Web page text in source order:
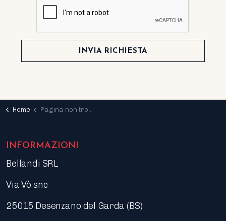
INVIA RICHIESTA
Home Pagina non trovata
INFORMAZIONI
Bellandi SRL
Via Vò snc
25015 Desenzano del Garda (BS)